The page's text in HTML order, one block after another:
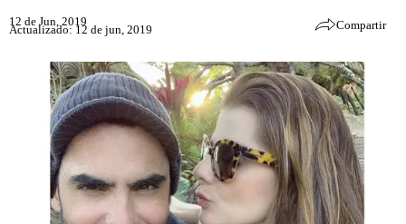
12 de Jun, 2019
Actualizado: 12 de jun, 2019 Compartir